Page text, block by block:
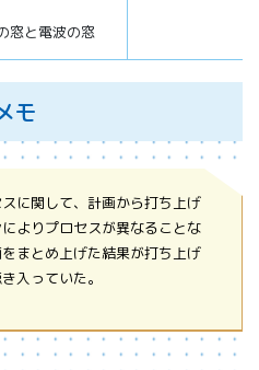
窓と電波の窓
モ
に関して、計画から打ち上げ
よりプロセスが異なることな
まとめ上げた結果が打ち上げ
入っていた。